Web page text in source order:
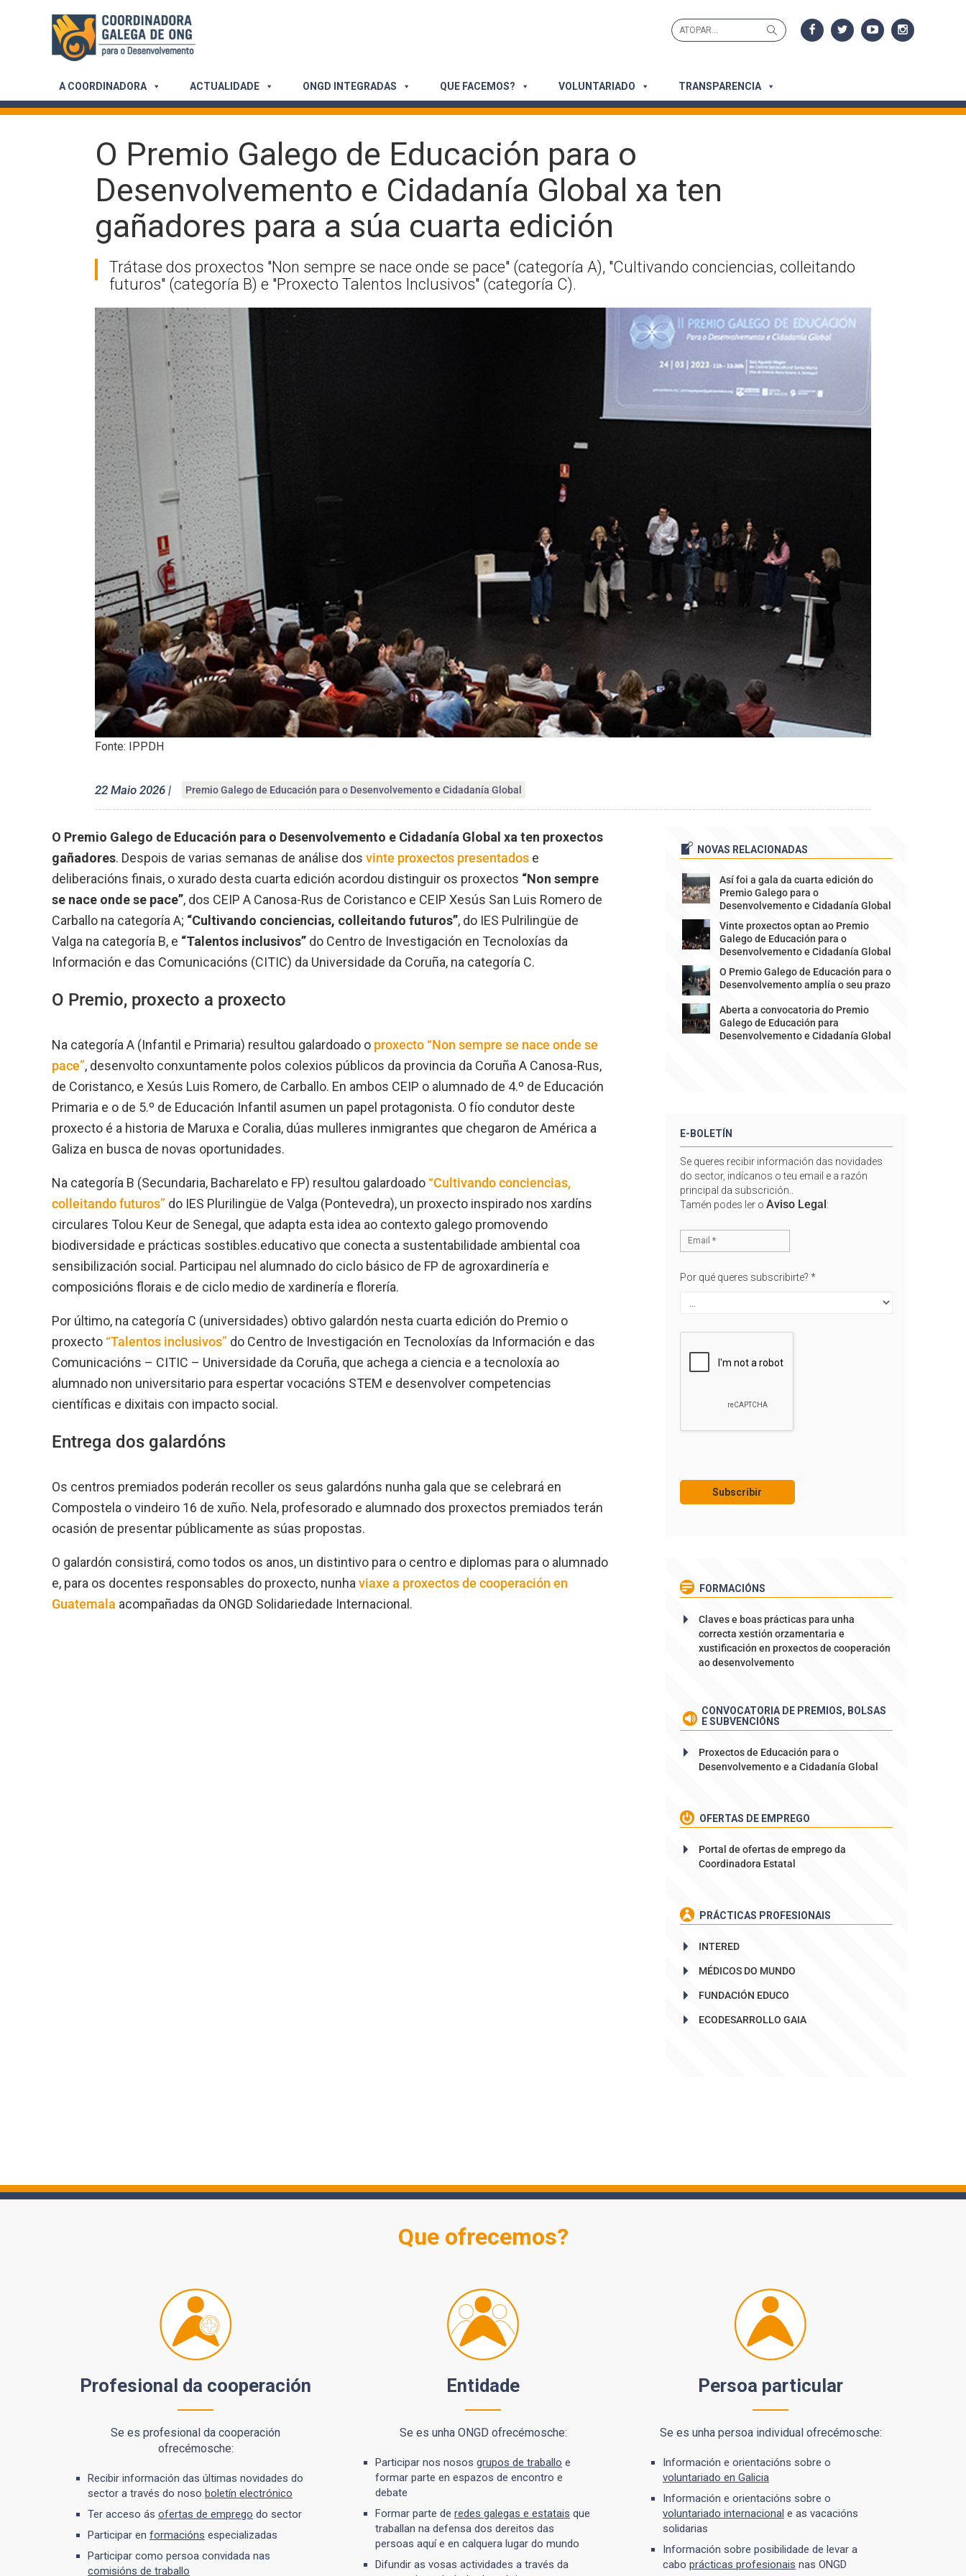
Search
for:
Search
A COORDINADORA ACTUALIDADE ONGD INTEGRADAS QUE FACEMOS? VOLUNTARIADO TRANSPARENCIA
O Premio Galego de Educación para o
Desenvolvemento e Cidadanía Global xa ten
gañadores para a súa cuarta edición
Trátase dos proxectos "Non sempre se nace onde se pace" (categoría A), "Cultivando conciencias, colleitando
futuros" (categoría B) e "Proxecto Talentos Inclusivos" (categoría C).
Fonte: IPPDH
22 Maio 2026 | Premio Galego de Educación para o Desenvolvemento e Cidadanía Global
O Premio Galego de Educación para o Desenvolvemento e Cidadanía Global xa ten proxectos
gañadores. Despois de varias semanas de análise dos vinte proxectos presentados e
deliberacións finais, o xurado desta cuarta edición acordou distinguir os proxectos “Non sempre
se nace onde se pace”, dos CEIP A Canosa-Rus de Coristanco e CEIP Xesús San Luis Romero de
Carballo na categoría A; “Cultivando conciencias, colleitando futuros”, do IES Pulrilingüe de
Valga na categoría B, e “Talentos inclusivos” do Centro de Investigación en Tecnoloxías da
Información e das Comunicacións (CITIC) da Universidade da Coruña, na categoría C.
O Premio, proxecto a proxecto
Na categoría A (Infantil e Primaria) resultou galardoado o proxecto “Non sempre se nace onde se
pace”, desenvolto conxuntamente polos colexios públicos da provincia da Coruña A Canosa-Rus,
de Coristanco, e Xesús Luis Romero, de Carballo. En ambos CEIP o alumnado de 4.º de Educación
Primaria e o de 5.º de Educación Infantil asumen un papel protagonista. O fío condutor deste
proxecto é a historia de Maruxa e Coralia, dúas mulleres inmigrantes que chegaron de América a
Galiza en busca de novas oportunidades.
Na categoría B (Secundaria, Bacharelato e FP) resultou galardoado “Cultivando conciencias,
colleitando futuros” do IES Plurilingüe de Valga (Pontevedra), un proxecto inspirado nos xardíns
circulares Tolou Keur de Senegal, que adapta esta idea ao contexto galego promovendo
biodiversidade e prácticas sostibles.educativo que conecta a sustentabilidade ambiental coa
sensibilización social. Participau nel alumnado do ciclo básico de FP de agroxardinería e
composicións florais e de ciclo medio de xardinería e florería.
Por último, na categoría C (universidades) obtivo galardón nesta cuarta edición do Premio o
proxecto “Talentos inclusivos” do Centro de Investigación en Tecnoloxías da Información e das
Comunicacións – CITIC – Universidade da Coruña, que achega a ciencia e a tecnoloxía ao
alumnado non universitario para espertar vocacións STEM e desenvolver competencias
científicas e dixitais con impacto social.
Entrega dos galardóns
Os centros premiados poderán recoller os seus galardóns nunha gala que se celebrará en
Compostela o vindeiro 16 de xuño. Nela, profesorado e alumnado dos proxectos premiados terán
ocasión de presentar públicamente as súas propostas.
O galardón consistirá, como todos os anos, un distintivo para o centro e diplomas para o alumnado
e, para os docentes responsables do proxecto, nunha viaxe a proxectos de cooperación en
Guatemala acompañadas da ONGD Solidariedade Internacional.
NOVAS RELACIONADAS
Así foi a gala da cuarta edición do
Premio Galego para o
Desenvolvemento e Cidadanía Global
Vinte proxectos optan ao Premio
Galego de Educación para o
Desenvolvemento e Cidadanía Global
O Premio Galego de Educación para o
Desenvolvemento amplía o seu prazo
Aberta a convocatoria do Premio
Galego de Educación para
Desenvolvemento e Cidadanía Global
E-BOLETÍN
Se queres recibir información das novidades
do sector, indícanos o teu email e a razón
principal da subscrición..
Tamén podes ler o Aviso Legal:
Por qué queres subscribirte? *
FORMACIÓNS
Claves e boas prácticas para unha
correcta xestión orzamentaria e
xustificación en proxectos de cooperación
ao desenvolvemento
CONVOCATORIA DE PREMIOS, BOLSAS
E SUBVENCIÓNS
Proxectos de Educación para o
Desenvolvemento e a Cidadanía Global
OFERTAS DE EMPREGO
Portal de ofertas de emprego da
Coordinadora Estatal
PRÁCTICAS PROFESIONAIS
INTERED
MÉDICOS DO MUNDO
FUNDACIÓN EDUCO
ECODESARROLLO GAIA
Que ofrecemos?
Profesional da cooperación
Se es profesional da cooperación
ofrecémosche:
Recibir información das últimas novidades do
sector a través do noso boletín electrónico
Ter acceso ás ofertas de emprego do sector
Participar en formacións especializadas
Participar como persoa convidada nas
comisións de traballo
Entidade
Se es unha ONGD ofrecémosche:
Participar nos nosos grupos de traballo e
formar parte en espazos de encontro e
debate
Formar parte de redes galegas e estatais que
traballan na defensa dos dereitos das
persoas aquí e en calquera lugar do mundo
Difundir as vosas actividades a través da
Persoa particular
Se es unha persoa individual ofrecémosche:
Información e orientacións sobre o
voluntariado en Galicia
Información e orientacións sobre o
voluntariado internacional e as vacacións
solidarias
Información sobre posibilidade de levar a
cabo prácticas profesionais nas ONGD